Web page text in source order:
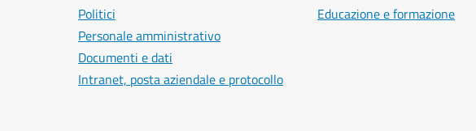
Politici
Personale amministrativo
Documenti e dati
Intranet, posta aziendale e protocollo
Educazione e formazione